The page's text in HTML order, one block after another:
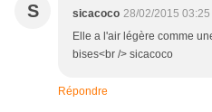
S sicacoco 28/02/2015 03:25
Elle a l'air légère comme
bises<br /> sicacoco
Répondre